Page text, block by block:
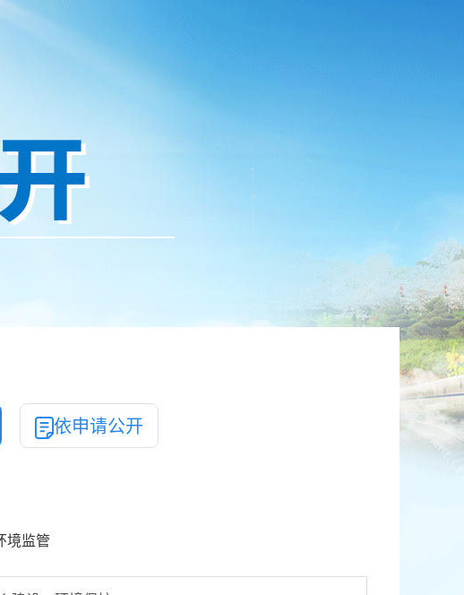
依申请公开
境监管